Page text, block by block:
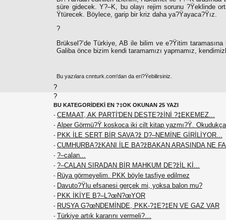
süre gidecek. Y?–K, bu olayı rejim sorunu ?Ÿeklinde
Ÿtürecek. Böylece, garip bir kriz daha ya?Ÿayaca?Ÿız.
?
Brüksel?’de Türkiye, AB ile bilim ve e?Ÿitim
Galiba önce bizim kendi taramamızı yapmamız,
Bu yazılara cnnturk.com'dan da eri?Ÿebilirsiniz.
?
?
BU KATEGORİDEKİ EN ?‡OK OKUNAN 25 YAZI
- CEMAAT, AK PARTİ'DEN DESTE?žİNİ ?‡EKEMEZ...
- Alper Görmü?Ÿ koskoca iki cilt kitap yazmı?Ÿ.
- PKK İLE SERT BİR SAVA?ž D?–NEMİNE GİRİLİYOR...
- CUMHURBA?žKANI İLE BA?žBAKAN ARASINDA NE
- ?–calan...
- ?–CALAN SIRADAN BİR MAHKUM DE?žİL Kİ...
- Rüya görmeyelim. PKK böyle tasfiye edilmez
- Davuto?Ÿlu efsanesi gerçek mi, yoksa balon mu?
- PKK İKİYE B?–L?œN?œYOR
- RUSYA G?œNDEMİNDE, PKK-?‡E?‡EN VE GAZ VAR
- Türkiye artık kararını vermeli?…